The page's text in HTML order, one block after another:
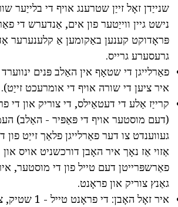
שנייַדן זאָל זייַן שטרענג אויף די בלייַער
נישט גיין ווייַטער פון אים, אַנדערש די
פּראָדוקט קענען באַקומען אַ קלענערער
גרעסערע גרייס.
פאַרלייגן די שטאָף אין האַלב פּנים ינווערד
איר ציען די שורה אויף די אומרעכט זייַט).
קרייַז אַלע די דעטאַילס, די צוריק און די
(דעם מוסטער אויף די פּאַפּיר - האַלב)
געווענדט צו דער פאַרלייגן פלאַך זייַט
אַזוי אַז נאָך איר האָבן דורכשניט אויס און
פאַרשפּרייטן דעם טייל פון די מוסטער,
גאַנץ צוריק און פראָנט.